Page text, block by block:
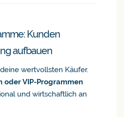
Kunden
aufbauen
wertvollsten Käufer.
oder VIP-Programmen
und wirtschaftlich an